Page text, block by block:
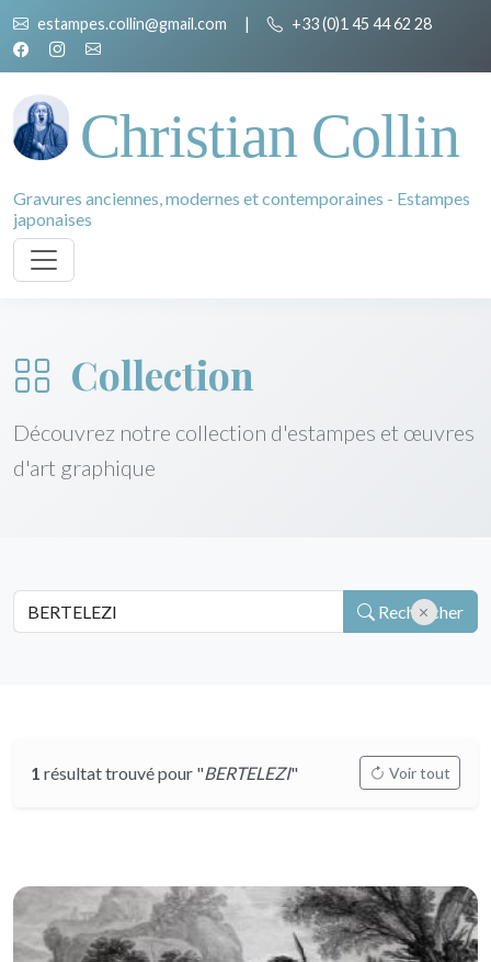
estampes.collin@gmail.com | +33 (0)1 45 44 62 28
Christian Collin
Gravures anciennes, modernes et contemporaines - Estampes
japonaises
Collection
Découvrez notre collection d'estampes et œuvres
d'art graphique
Rechercher
1 résultat trouvé pour "BERTELEZI" Voir tout